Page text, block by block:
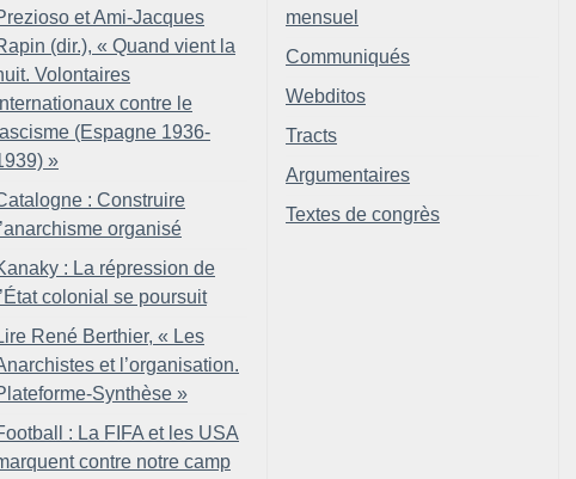
et Ami-Jacques
(dir.), « Quand vient la
Volontaires
contre le
(Espagne 1936-
»
: Construire
organisé
: La répression de
colonial se poursuit
René Berthier, « Les
et l’organisation.
Synthèse »
: La FIFA et les USA
contre notre camp
mensuel
Communiqués
Webditos
Tracts
Argumentaires
Textes de congrès